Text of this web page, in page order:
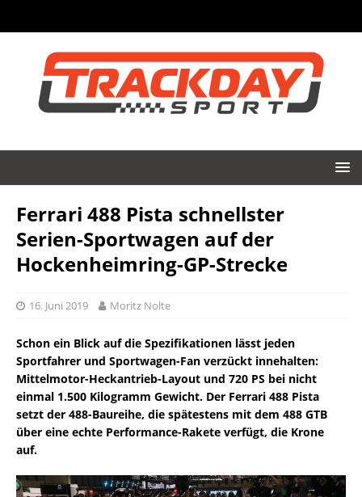
Ferrari 488 Pista schnellster
Serien-Sportwagen auf der
Hockenheimring-GP-Strecke
16. Juni 2019 Moritz Nolte
Schon ein Blick auf die Spezifikationen lässt jeden
Sportfahrer und Sportwagen-Fan verzückt innehalten:
Mittelmotor-Heckantrieb-Layout und 720 PS bei nicht
einmal 1.500 Kilogramm Gewicht. Der Ferrari 488 Pista
setzt der 488-Baureihe, die spätestens mit dem 488 GTB
über eine echte Performance-Rakete verfügt, die Krone
auf.